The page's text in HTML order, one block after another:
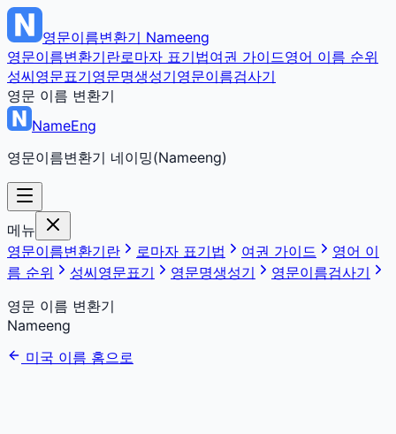
영문이름변환기 Nameeng
영문이름변환기란로마자 표기법여권 가이드영어 이름 순위
성씨영문표기영문명생성기영문이름검사기
영문 이름 변환기
NameEng
영문이름변환기 네이밍(Nameeng)
메뉴
영문이름변환기란
로마자 표기법 여권 가이드
영어 이
름 순위
성씨영문표기 영문명생성기
영문이름검사기
영문 이름 변환기
Nameeng
미국 이름 홈으로